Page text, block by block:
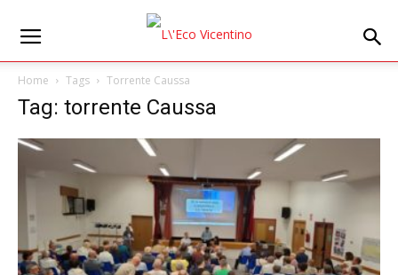
Home Tags Torrente Caussa
Tag: torrente Caussa